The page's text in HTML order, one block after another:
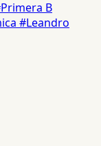
B
#Leandro